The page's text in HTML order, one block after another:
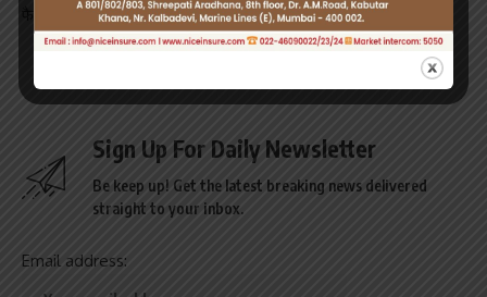
फैला दी है, और इलाके में चर्चाओं का बाजार गर्म है.
Sign Up For Daily Newsletter
Be keep up! Get the latest breaking news delivered
straight to your inbox.
Email address: